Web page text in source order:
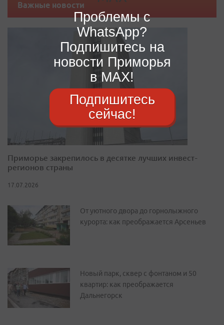
Важные новости
Приморье закрепилось в десятке лучших инвест-
регионов страны
17.07.2026
От уютного двора до горнолыжного
курорта: как преображается Арсеньев
Новый парк, сквер с фонтаном и 50
квартир: как преображается
Дальнегорск
Проблемы с
WhatsApp?
Подпишитесь на
новости Приморья
в MAX!
Подпишитесь
сейчас!